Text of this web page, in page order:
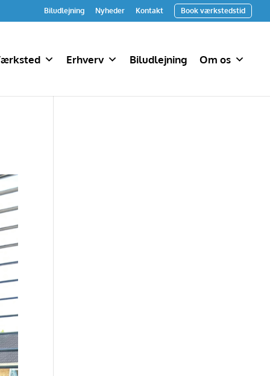
Biludlejning Nyheder Kontakt Book værkstedstid
Erhverv Biludlejning Om os